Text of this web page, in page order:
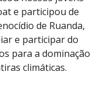
e participou de
de Ruanda,
e participar do
para a dominação
climáticas.